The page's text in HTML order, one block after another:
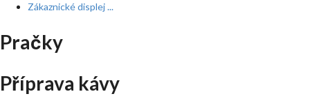
Zákaznické displej ...
Pračky
Příprava kávy